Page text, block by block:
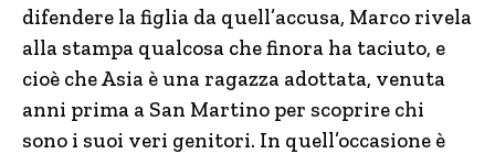
difendere la figlia da quell’accusa, Marco rivela
alla stampa qualcosa che finora ha taciuto, e
cioè che Asia è una ragazza adottata, venuta
anni prima a San Martino per scoprire chi
sono i suoi veri genitori. In quell’occasione è